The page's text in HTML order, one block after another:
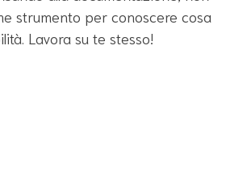
strumento per conoscere cosa
Lavora su te stesso!